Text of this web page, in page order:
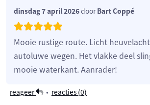
dinsdag 7 april 2026doorBart Coppé
Mooie rustige route. Licht
autoluwe wegen. Het vlakke deel
mooie waterkant. Aanrader!
reageer • reacties (0)